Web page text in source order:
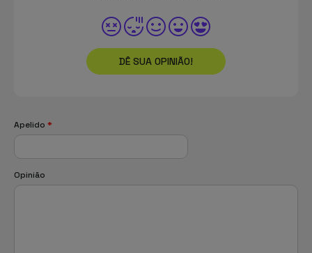
DÊ SUA OPINIÃO!
Apelido *
Opinião